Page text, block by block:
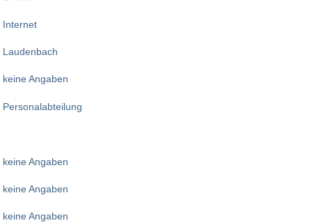
Internet
Laudenbach
keine Angaben
Personalabteilung
keine Angaben
keine Angaben
keine Angaben